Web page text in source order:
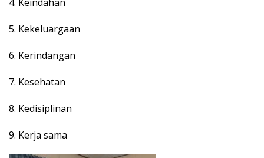
5. Kekeluargaan
6. Kerindangan
7. Kesehatan
8. Kedisiplinan
9. Kerja sama